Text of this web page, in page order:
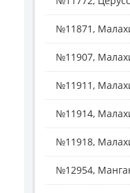
№11871,
№11907,
№11911,
№11914,
№11918,
№12954,